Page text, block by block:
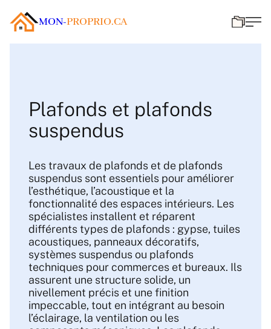
MON-PROPRIO.CA
Plafonds et plafonds
suspendus
Les travaux de plafonds et de plafonds
suspendus sont essentiels pour améliorer
l’esthétique, l’acoustique et la
fonctionnalité des espaces intérieurs. Les
spécialistes installent et réparent
différents types de plafonds : gypse, tuiles
acoustiques, panneaux décoratifs,
systèmes suspendus ou plafonds
techniques pour commerces et bureaux. Ils
assurent une structure solide, un
nivellement précis et une finition
impeccable, tout en intégrant au besoin
l’éclairage, la ventilation ou les